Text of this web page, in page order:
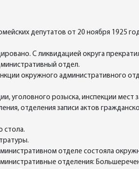
депутатов от 20 ноября 1925
С ликвидацией округа
отдел.
окружного административного
уголовного розыска, инспекции мест
отделения записи актов
стола.
отделе состояла
отделения: